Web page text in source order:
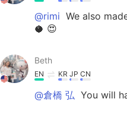
@rimi We also
🥥 😍
Beth
EN KR JP CN
@倉橋 弘 You will